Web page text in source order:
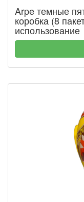
Arpe темные
коробка (8
использование